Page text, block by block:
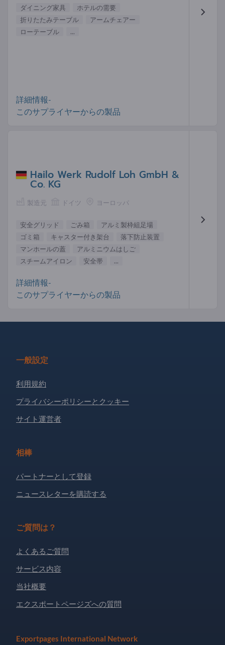
ダイニング家具
ホテルの需要
折りたたみテーブル
アームチェアー
ローテーブル
...
詳細情報-
このサプライヤーからの製品
Hailo Werk Rudolf Loh GmbH &
Co. KG
製造元 ドイツ ヨーロッパ
安全グリッド ごみ箱
アルミ製枠組足場
ゴミ箱
キャスター付き架台
落下防止装置
マンホールの蓋
アルミニウムはしご
スチームアイロン
安全帯 ...
詳細情報-
このサプライヤーからの製品
一般設定
利用規約
プライバシーポリシーとクッキー
サイト運営者
相棒
パートナーとして登録
ニュースレターを購読する
ご質問は？
よくあるご質問
サービス内容
当社概要
エクスポートページズへの質問
Exportpages International Network